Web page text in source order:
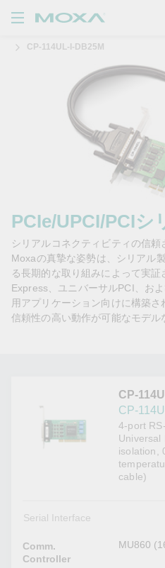
品
問い合わせ
ートナー・ゾーン
Moxa
CP-114UL-I-DB25M
PCIe/UPCI/PCIシ
シリアルコネクティビティの信
Moxaの真摯な姿勢は、シリアル
る長期的な取り組みによって実
Express、ユニバーサルPCI、お
用アプリケーション向けに構築
信頼性の高い動作が可能なモデル
CP-
CP-
4-port
Universal
isolation,
cable)
Serial Interface
Comm.
Controller
MU860
バッグを見る